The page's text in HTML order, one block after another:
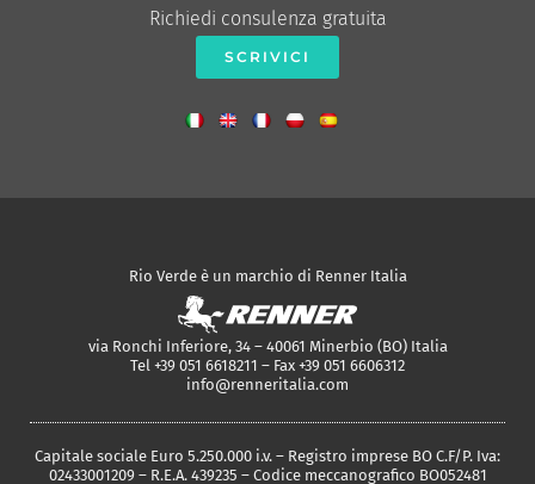
Richiedi consulenza gratuita
SCRIVICI
Rio Verde è un marchio di Renner Italia
via Ronchi Inferiore, 34 – 40061 Minerbio (BO) Italia
Tel +39 051 6618211 – Fax +39 051 6606312
info@renneritalia.com
Capitale sociale Euro 5.250.000 i.v. – Registro imprese BO C.F/P. Iva:
02433001209 – R.E.A. 439235 – Codice meccanografico BO052481